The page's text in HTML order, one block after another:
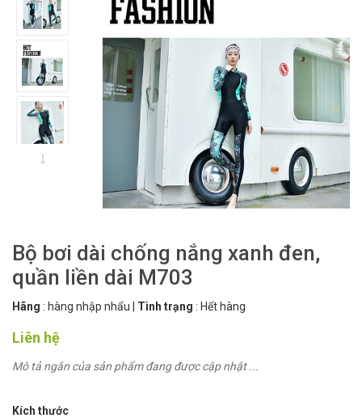
Bộ bơi dài chống nắng xanh đen,
quần liền dài M703
Hãng : hàng nhập nhẩu | Tình trạng : Hết hàng
Liên hệ
Mô tả ngắn của sản phẩm đang được cập nhật ...
Kích thước